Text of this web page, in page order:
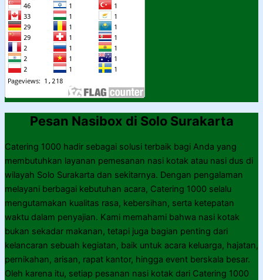
Pesan Nasibox di Solo Surakarta
Catering 1000 hadir sebagai solusi terbaik bagi Anda yang
membutuhkan layanan pemesanan nasi kotak atau nasi dus di
wilayah Solo Surakarta dan sekitarnya. Dengan pengalaman
melayani berbagai kebutuhan acara, Catering 1000 selalu
mengutamakan kualitas rasa, kebersihan, serta ketepatan
waktu dalam penyajian. Kami memahami bahwa nasi kotak
bukan sekadar makanan, tetapi juga bagian penting dari
kelancaran sebuah kegiatan, baik untuk acara keluarga, hajatan,
pernikahan, arisan, rapat kantor, hingga event berskala besar.
Oleh karena itu, setiap pesanan nasi kotak dari Catering 1000